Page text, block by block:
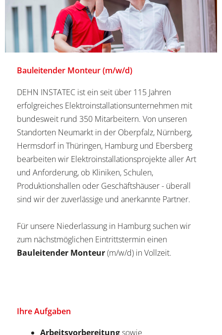
Bauleitender Monteur (m/w/d)
DEHN INSTATEC ist ein seit über 115 Jahren
erfolgreiches Elektroinstallationsunternehmen mit
bundesweit rund 350 Mitarbeitern. Von unseren
Standorten Neumarkt in der Oberpfalz, Nürnberg,
Hermsdorf in Thüringen, Hamburg und Ebersberg
bearbeiten wir Elektroinstallationsprojekte aller Art
und Anforderung, ob Kliniken, Schulen,
Produktionshallen oder Geschäftshäuser - überall
sind wir der zuverlässige und anerkannte Partner.
Für unsere Niederlassung in Hamburg suchen wir
zum nächstmöglichen Eintrittstermin einen
Bauleitender Monteur(m/w/d) in Vollzeit.
Ihre Aufgaben
Arbeitsvorbereitungsowie